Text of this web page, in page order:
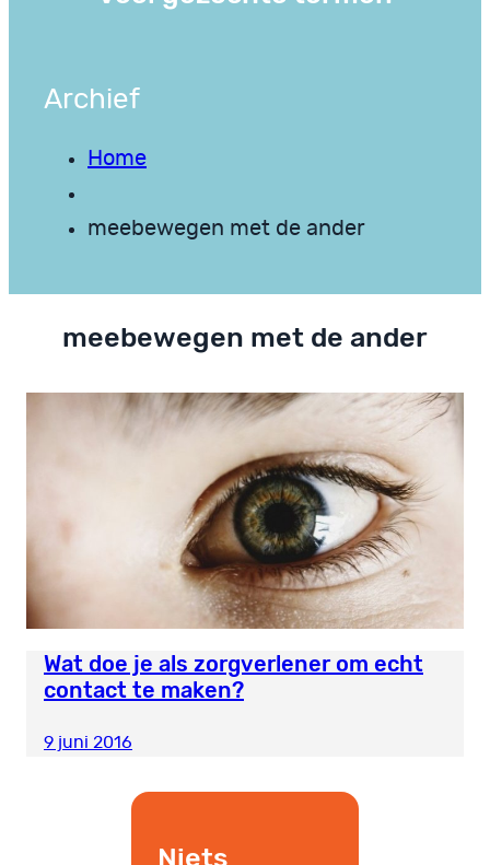
Archief
Home
meebewegen met de ander
meebewegen met de ander
Wat doe je als zorgverlener om echt
contact te maken?
9 juni 2016
Niets